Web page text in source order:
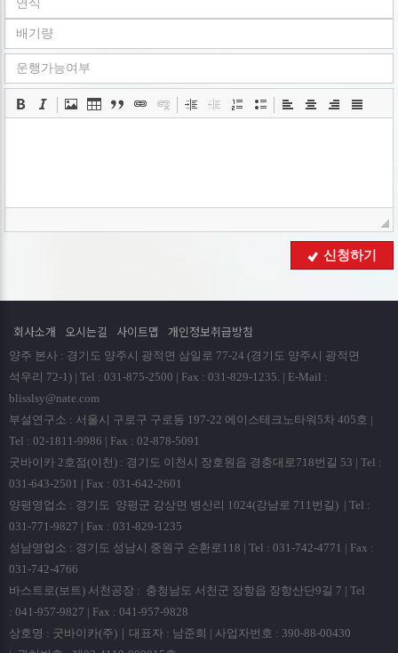
ο 수집항목 : 이름 , 로그인ID , 비밀번호 , 휴대전화번호 ,
이메일 , 회사명 , 서비스 이용기록 , 쿠키 , 접속 IP 정보
ο 개인정보 수집방법 : 홈페이지(www.goodbyecar.co.kr)
■ 개인정보의 수집 및 이용목적
회사는 수집한 개인정보를 다음의 목적을 위해 활용합니다..
ο 서비스 제공에 관한 계약 이행 및 서비스 제공에 따른
회사는 개인정보 수집 및 이용목적이 달성된 후에는 예외 없이
회사는 원칙적으로 개인정보 수집 및 이용목적이 달성된
ο 파기절차
회원님이 회원가입 등을 위해 입력하신 정보는 회원탈퇴시
곧바로 데이타베이스 완전 삭제됩니다.
ο 파기방법
- 전자적 파일형태로 저장된 개인정보는 기록을 재생할 수
없는 기술적 방법을 사용하여 삭제합니다.
■ 개인정보 제공
회사는 이용자의 개인정보를 원칙적으로 외부에 제공하지
않습니다. 다만, 아래의 경우에는 예외로 합니다.
- 이용자들이 사전에 동의한 경우
- 법령의 규정에 의거하거나, 수사 목적으로 법령에 정해진
절차와 방법에 따라 수사기관의 요구가 있는 경우
신청하기
회사소개 오시는길 사이트맵 개인정보취급방침
양주 본사 : 경기도 양주시 광적면 삼일로 77-24 (경기도 양주시 광적면
석우리 72-1) | Tel : 031-875-2500 | Fax : 031-829-1235. | E-Mail :
blisslsy@nate.com
부설연구소 : 서울시 구로구 구로동 197-22 에이스테크노타워5차 405호 |
Tel : 02-1811-9986 | Fax : 02-878-5091
굿바이카 2호점(이천) : 경기도 이천시 장호원읍 경충대로718번길 53 | Tel :
031-643-2501 | Fax : 031-642-2601
양평영업소 : 경기도 양평군 강상면 병산리 1024(강남로 711번길) | Tel :
031-771-9827 | Fax : 031-829-1235
성남영업소 : 경기도 성남시 중원구 순환로118 | Tel : 031-742-4771 | Fax :
031-742-4766
바스트로(보트) 서천공장 : 충청남도 서천군 장항읍 장항산단9길 7 | Tel
: 041-957-9827 | Fax : 041-957-9828
상호명 : 굿바이카(주)｜대표자 : 남준희 | 사업자번호 : 390-88-00430